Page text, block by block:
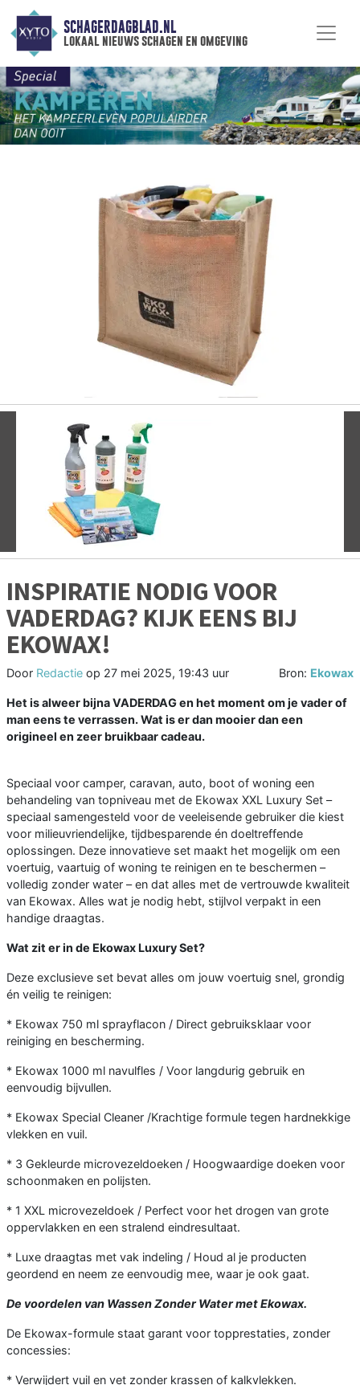
SCHAGERDAGBLAD.NL
lokaal nieuws schagen en omgeving
INSPIRATIE NODIG VOOR
VADERDAG? KIJK EENS BIJ
EKOWAX!
Door Redactie op 27 mei 2025, 19:43 uur Bron: Ekowax
Het is alweer bijna VADERDAG en het moment om je vader of
man eens te verrassen. Wat is er dan mooier dan een
origineel en zeer bruikbaar cadeau.
Speciaal voor camper, caravan, auto, boot of woning een
behandeling van topniveau met de Ekowax XXL Luxury Set –
speciaal samengesteld voor de veeleisende gebruiker die kiest
voor milieuvriendelijke, tijdbesparende én doeltreffende
oplossingen. Deze innovatieve set maakt het mogelijk om een
voertuig, vaartuig of woning te reinigen en te beschermen –
volledig zonder water – en dat alles met de vertrouwde kwaliteit
van Ekowax. Alles wat je nodig hebt, stijlvol verpakt in een
handige draagtas.
Wat zit er in de Ekowax Luxury Set?
Deze exclusieve set bevat alles om jouw voertuig snel, grondig
én veilig te reinigen:
* Ekowax 750 ml sprayflacon / Direct gebruiksklaar voor
reiniging en bescherming.
* Ekowax 1000 ml navulfles / Voor langdurig gebruik en
eenvoudig bijvullen.
* Ekowax Special Cleaner /Krachtige formule tegen hardnekkige
vlekken en vuil.
* 3 Gekleurde microvezeldoeken / Hoogwaardige doeken voor
schoonmaken en polijsten.
* 1 XXL microvezeldoek / Perfect voor het drogen van grote
oppervlakken en een stralend eindresultaat.
* Luxe draagtas met vak indeling / Houd al je producten
geordend en neem ze eenvoudig mee, waar je ook gaat.
De voordelen van Wassen Zonder Watermet Ekowax.
De Ekowax-formule staat garant voor topprestaties, zonder
concessies:
* Verwijdert vuil en vet zonder krassen of kalkvlekken.